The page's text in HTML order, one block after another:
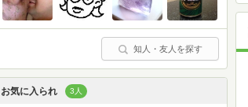
知人・友人を探す
お気に入られ 3人